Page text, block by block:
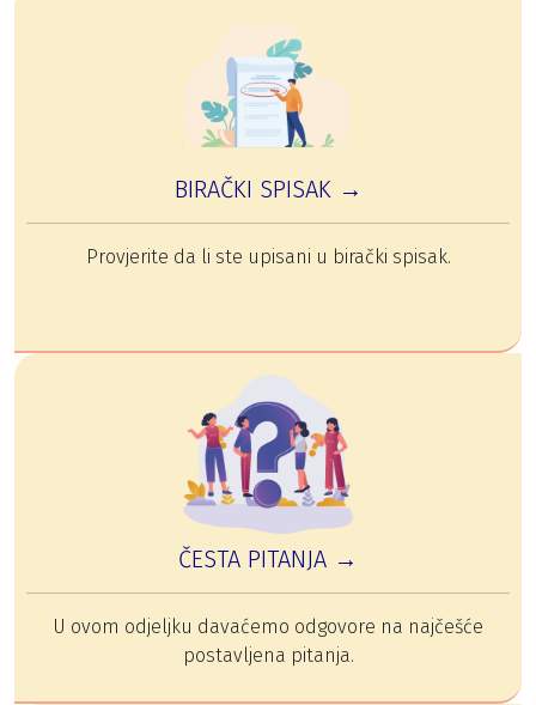
BIRAČKI SPISAK →
Provjerite da li ste upisani u birački spisak.
ČESTA PITANJA →
U ovom odjeljku davaćemo odgovore na najčešće
postavljena pitanja.